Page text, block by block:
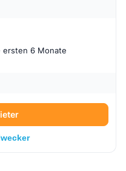
ersten 6 Monate